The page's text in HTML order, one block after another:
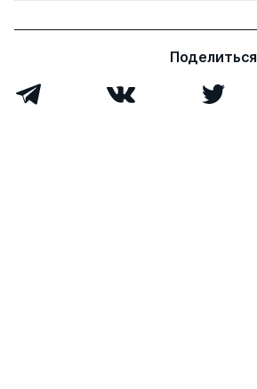
Поделиться